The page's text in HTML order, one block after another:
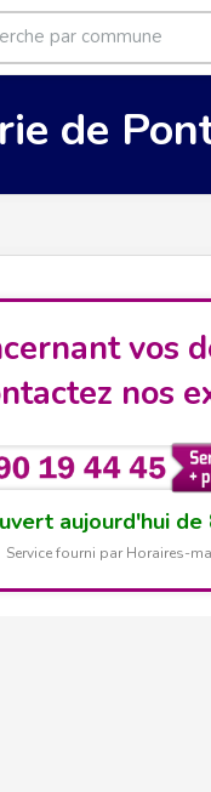
de
vos
nos
aujourd'hui de
Service fourni par Horaires-